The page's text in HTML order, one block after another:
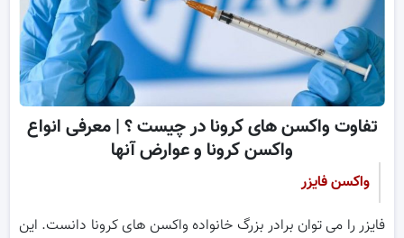
تفاوت واکسن های کرونا در چیست ؟ | معرفی انواع
واکسن کرونا و عوارض آنها
واکسن فایزر
فایزر را می توان برادر بزرگ خانواده واکسن های کرونا دانست. این